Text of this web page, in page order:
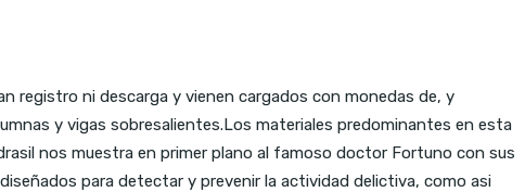
registro ni descarga y vienen cargados con monedas de, y
y vigas sobresalientes.Los materiales predominantes en esta
nos muestra en primer plano al famoso doctor Fortuno con sus
para detectar y prevenir la actividad delictiva, como asi